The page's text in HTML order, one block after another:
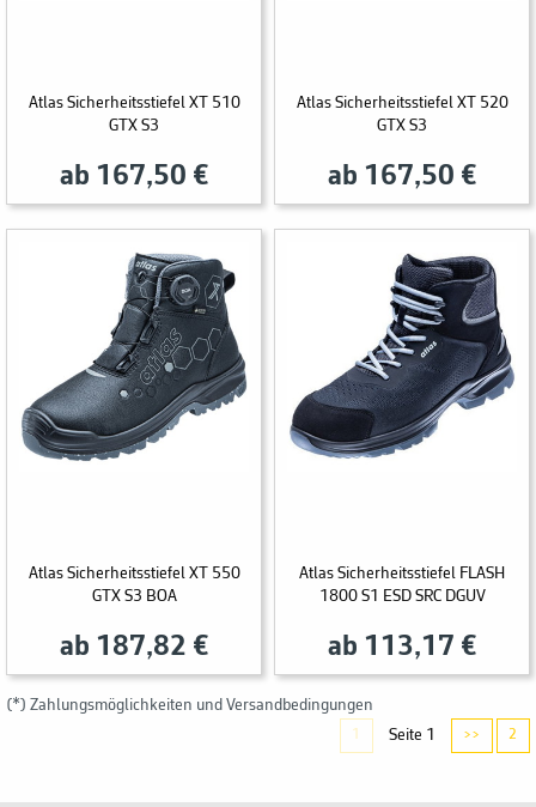
Atlas Sicherheitsstiefel XT 510
GTX S3
ab 167,50 €
Atlas Sicherheitsstiefel XT 520
GTX S3
ab 167,50 €
Atlas Sicherheitsstiefel XT 550
GTX S3 BOA
ab 187,82 €
Atlas Sicherheitsstiefel FLASH
1800 S1 ESD SRC DGUV
ab 113,17 €
(*) Zahlungsmöglichkeiten und Versandbedingungen
1 Seite 1 >> 2